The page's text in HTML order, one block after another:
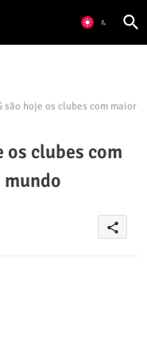
são hoje os clubes com maior
os clubes com
share